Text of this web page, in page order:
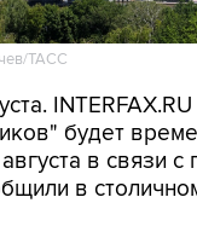
ТАСС
будет
в связи
в